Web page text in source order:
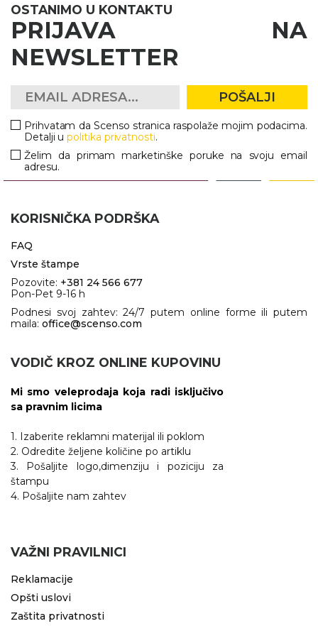
OSTANIMO U KONTAKTU
PRIJAVA NA
NEWSLETTER
POŠALJI
Prihvatam da Scenso stranica raspolaže mojim podacima.
Detalji upolitika privatnosti.
Želim da primam marketinške poruke na svoju email
adresu.
KORISNIČKA PODRŠKA
FAQ
Vrste štampe
Pozovite: +381 24 566 677
Pon-Pet 9-16 h
Podnesi svoj zahtev: 24/7 putem online forme ili putem
maila: office@scenso.com
VODIČ KROZ ONLINE KUPOVINU
Mi smo veleprodaja koja radi isključivo
sa pravnim licima
1. Izaberite reklamni materijal ili poklom
2. Odredite željene količine po artiklu
3. Pošaljite logo,dimenziju i poziciju za
štampu
4. Pošaljite nam zahtev
VAŽNI PRAVILNICI
Reklamacije
Opšti uslovi
Zaštita privatnosti